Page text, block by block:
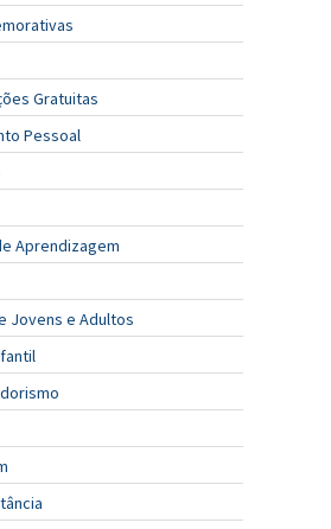
Gratuitas
Pessoal
Aprendizagem
Jovens e Adultos